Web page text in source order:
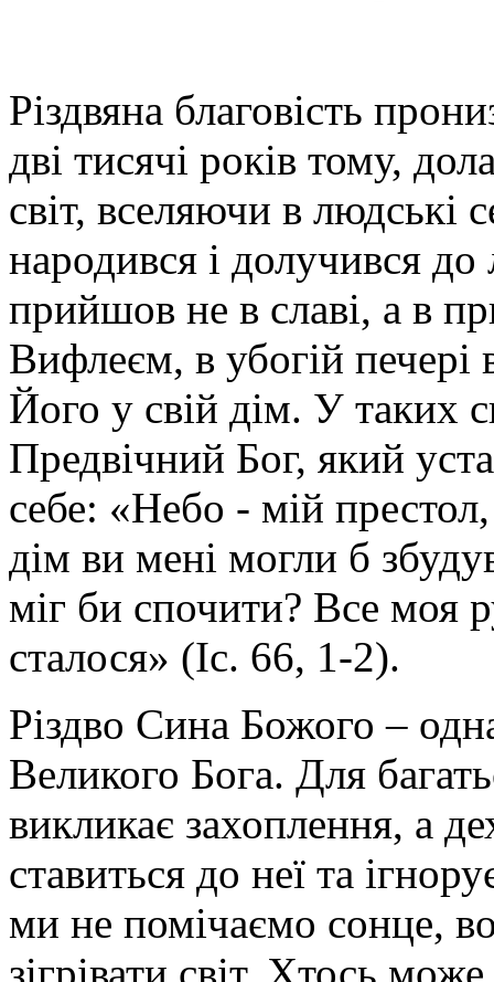
Різдвяна благовість
дві тисячі років тому,
світ, вселяючи в людські
народився і долучився до
прийшов не в славі, а в
Вифлеєм, в убогій печері
Його у свій дім. У таких
Предвічний Бог, який
себе: «Небо - мій
дім ви мені могли б
міг би спочити? Все моя
сталося» (Іс. 66, 1-2).
Різдво Сина Божого –
Великого Бога. Для
викликає захоплення, а
ставиться до неї та
ми не помічаємо сонце,
зігрівати світ. Хтось